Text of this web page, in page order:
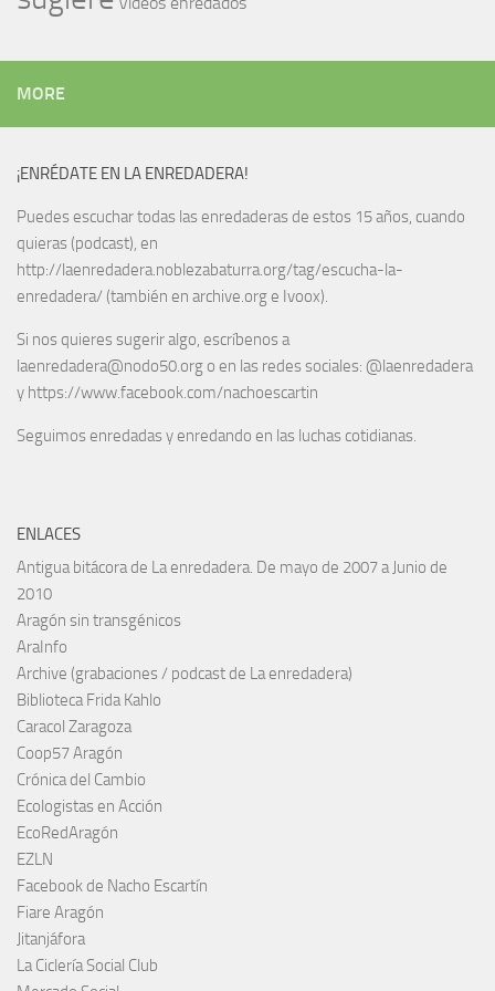
MORE
¡ENRÉDATE EN LA ENREDADERA!
Puedes escuchar todas las enredaderas de estos 15 años, cuando
quieras (podcast), en
http://laenredadera.noblezabaturra.org/tag/escucha-la-
enredadera/ (también en archive.org e Ivoox).
Si nos quieres sugerir algo, escríbenos a
laenredadera@nodo50.org o en las redes sociales: @laenredadera
y https://www.facebook.com/nachoescartin
Seguimos enredadas y enredando en las luchas cotidianas.
ENLACES
Antigua bitácora de La enredadera. De mayo de 2007 a Junio de
2010
Aragón sin transgénicos
AraInfo
Archive (grabaciones / podcast de La enredadera)
Biblioteca Frida Kahlo
Caracol Zaragoza
Coop57 Aragón
Crónica del Cambio
Ecologistas en Acción
EcoRedAragón
EZLN
Facebook de Nacho Escartín
Fiare Aragón
Jitanjáfora
La Ciclería Social Club